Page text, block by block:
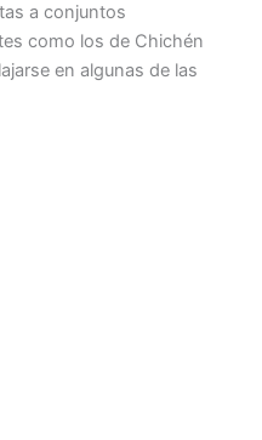
a conjuntos
como los de Chichén
en algunas de las